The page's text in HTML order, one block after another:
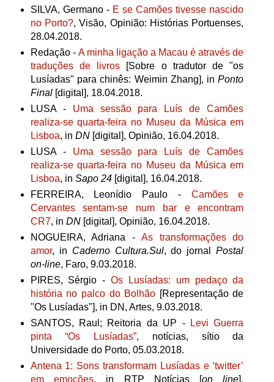
SILVA, Germano - E se Camões tivesse nascido
no Porto?, Visão, Opinião: Histórias Portuenses,
28.04.2018.
Redação - A minha ligação a Macau é através de
traduções de livros [Sobre o tradutor de "os
Lusíadas" para chinês: Weimin Zhang], inPonto
Final [digital], 18.04.2018.
LUSA - Uma sessão para Luís de Camões
realiza-se quarta-feira no Museu da Música em
Lisboa, in DN[digital], Opinião, 16.04.2018.
LUSA - Uma sessão para Luís de Camões
realiza-se quarta-feira no Museu da Música em
Lisboa, in Sapo 24[digital], 16.04.2018.
FERREIRA, Leonídio Paulo - Camões e
Cervantes sentam-se num bar e encontram
CR7, in DN[digital], Opinião, 16.04.2018.
NOGUEIRA, Adriana - As transformações do
amor, in Caderno Cultura.Sul, do jornalPostal
on-line, Faro, 9.03.2018.
PIRES, Sérgio -Os Lusíadas: um pedaço da
história no palco do Bolhão [Representação de
"Os Lusíadas"], in DN, Artes, 9.03.2018.
SANTOS, Raul; Reitoria da UP -
Levi Guerra
pinta “Os Lusíadas”, notícias, sítio da
Universidade do Porto, 05.03.2018.
Antena 1: Sons transformam Lusíadas e ‘twitter’
em emoções, in RTP Notícias[on line],